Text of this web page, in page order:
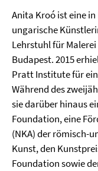
Anita Kroó ist eine
ungarische
Lehrstuhl für
Budapest. 2015
Pratt Institute für
Während des
sie darüber hinaus
Foundation, eine
(NKA) der römisch-
Kunst, den
Foundation sowie